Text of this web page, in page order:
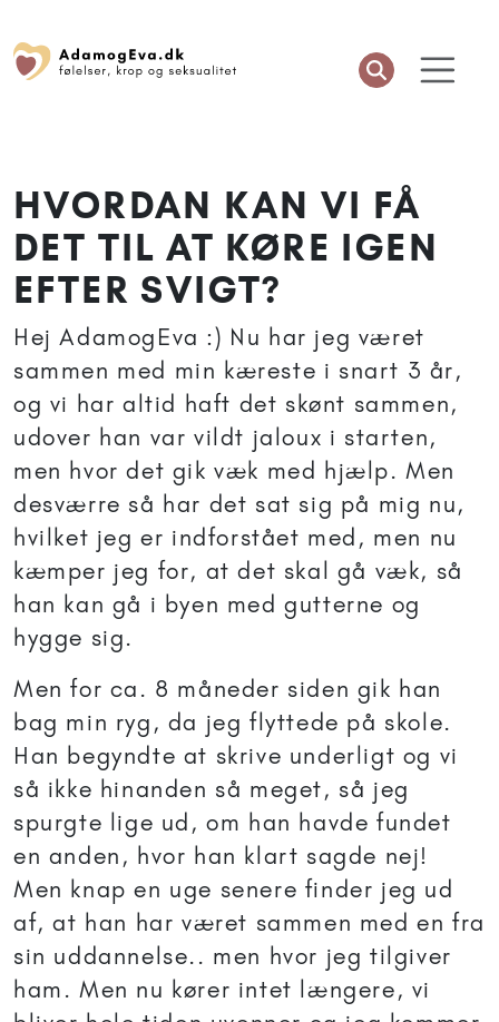
HVORDAN KAN VI FÅ
DET TIL AT KØRE IGEN
EFTER SVIGT?
Hej AdamogEva :) Nu har jeg været
sammen med min kæreste i snart 3 år,
og vi har altid haft det skønt sammen,
udover han var vildt jaloux i starten,
men hvor det gik væk med hjælp. Men
desværre så har det sat sig på mig nu,
hvilket jeg er indforstået med, men nu
kæmper jeg for, at det skal gå væk, så
han kan gå i byen med gutterne og
hygge sig.
Men for ca. 8 måneder siden gik han
bag min ryg, da jeg flyttede på skole.
Han begyndte at skrive underligt og vi
så ikke hinanden så meget, så jeg
spurgte lige ud, om han havde fundet
en anden, hvor han klart sagde nej!
Men knap en uge senere finder jeg ud
af, at han har været sammen med en fra
sin uddannelse.. men hvor jeg tilgiver
ham. Men nu kører intet længere, vi